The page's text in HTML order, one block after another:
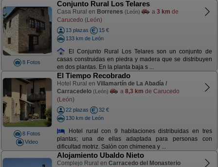
8 Fotos
Conjunto Rural Los Telares
Casa Rural en Borrenes (León) a 3 km de
Carucedo (León)
13 plazas
15 €
133 km de León
El Conjunto Rural Los Telares son un conjunto de
casas construidas en piedra y madera que se distribuyen
en dos plantas. En la planta baja s ...
8 Fotos
Video
El Tiempo Recobrado
Hotel Rural en Villamartín de La Abadía /
Carracedelo (León) a 8,3 km de Carucedo
(León)
22 plazas
32 €
130 km de León
Hotel rural con 9 habitaciones distribuidas en tres
plantas; una de ellas adaptada para personas con
dificultad motriz. Salón con chimenea y ...
Alojamiento Ubaldo Nieto
Complejo Rural en Carracedo del Monasterio